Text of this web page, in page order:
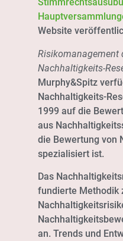
Website
Risikomanagement
Nachhaltigkeits-
Murphy&Spitz
Nachhaltigkeits-
1999 auf die
aus
die Bewertung von
spezialisiert ist.
Das
fundierte Methodik
an. Trends und